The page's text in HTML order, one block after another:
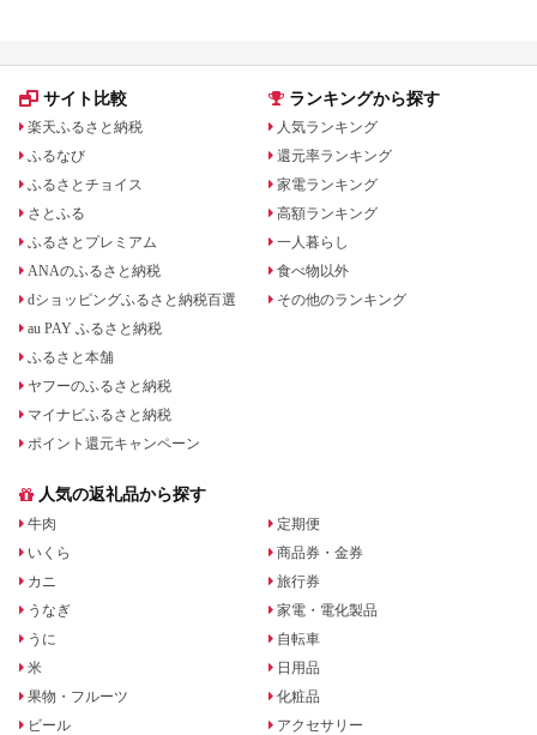
サイト比較
楽天ふるさと納税
ふるなび
ふるさとチョイス
さとふる
ふるさとプレミアム
ANAのふるさと納税
dショッピングふるさと納税百選
au PAY ふるさと納税
ふるさと本舗
ヤフーのふるさと納税
マイナビふるさと納税
ポイント還元キャンペーン
ランキングから探す
人気ランキング
還元率ランキング
家電ランキング
高額ランキング
一人暮らし
食べ物以外
その他のランキング
人気の返礼品から探す
牛肉
いくら
カニ
うなぎ
うに
米
果物・フルーツ
ビール
定期便
商品券・金券
旅行券
家電・電化製品
自転車
日用品
化粧品
アクセサリー